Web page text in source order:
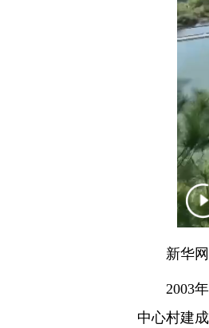
新华网杭
2003年6
中心村建